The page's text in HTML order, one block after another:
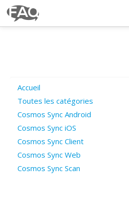
Poser une question
Questions ouvertes
Connexion
Accueil
Toutes les catégories
Cosmos Sync Android
Cosmos Sync iOS
Cosmos Sync Client
Cosmos Sync Web
Cosmos Sync Scan